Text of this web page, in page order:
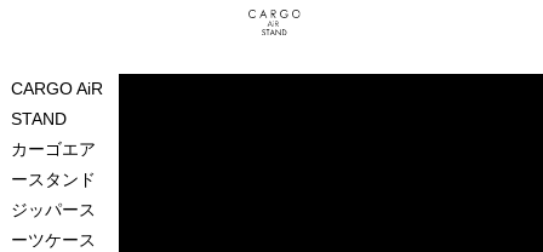
CARGO AiR
STAND
カーゴエア
ースタンド
ジッパース
ーツケース